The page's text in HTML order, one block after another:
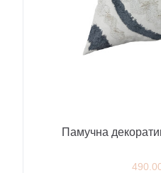
Памучна